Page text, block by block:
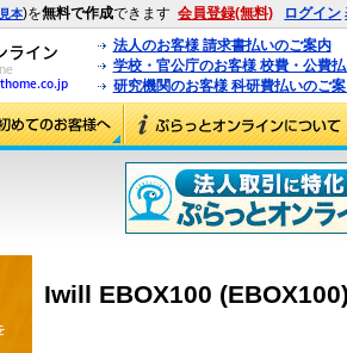
見本)を無料で作成できます 会員登録(無料) ログイン
法人のお客様 請求書払いのご案内
学校・官公庁のお客様 校費・公費
研究機関のお客様 科研費払いのご
Iwill EBOX100